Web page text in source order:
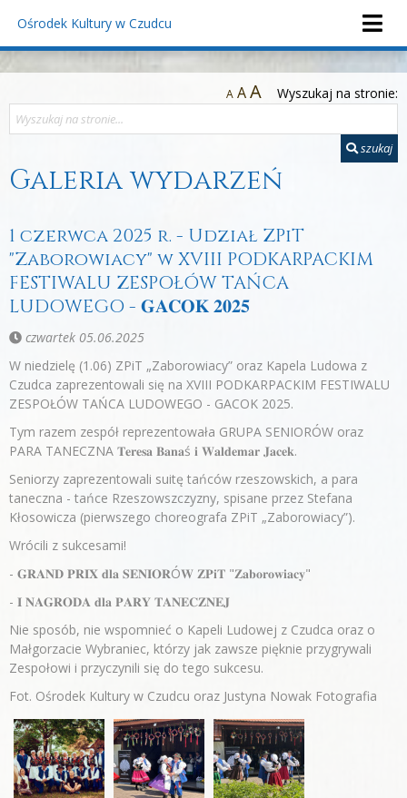
Ośrodek Kultury w Czudcu
A AA Wyszukaj na stronie:
szukaj
Galeria wydarzeń
1 czerwca 2025 r. - Udział ZPiT
"Zaborowiacy" w XVIII PODKARPACKIM
FESTIWALU ZESPOŁÓW TAŃCA
LUDOWEGO - 𝐆𝐀𝐂𝐎𝐊 𝟐𝟎𝟐𝟓
czwartek 05.06.2025
W niedzielę (1.06) ZPiT „Zaborowiacy” oraz Kapela Ludowa z
Czudca zaprezentowali się na XVIII PODKARPACKIM FESTIWALU
ZESPOŁÓW TAŃCA LUDOWEGO - GACOK 2025.
Tym razem zespół reprezentowała GRUPA SENIORÓW oraz
PARA TANECZNA 𝐓𝐞𝐫𝐞𝐬𝐚 𝐁𝐚𝐧𝐚ś 𝐢 𝐖𝐚𝐥𝐝𝐞𝐦𝐚𝐫 𝐉𝐚𝐜𝐞𝐤.
Seniorzy zaprezentowali suitę tańców rzeszowskich, a para
taneczna - tańce Rzeszowszczyzny, spisane przez Stefana
Kłosowicza (pierwszego choreografa ZPiT „Zaborowiacy”).
Wrócili z sukcesami!
- 𝐆𝐑𝐀𝐍𝐃 𝐏𝐑𝐈𝐗 𝐝𝐥𝐚 𝐒𝐄𝐍𝐈𝐎𝐑Ó𝐖 𝐙𝐏𝐢𝐓 "𝐙𝐚𝐛𝐨𝐫𝐨𝐰𝐢𝐚𝐜𝐲"
- 𝐈 𝐍𝐀𝐆𝐑𝐎𝐃𝐀 𝐝𝐥𝐚 𝐏𝐀𝐑𝐘 𝐓𝐀𝐍𝐄𝐂𝐙𝐍𝐄𝐉
Nie sposób, nie wspomnieć o Kapeli Ludowej z Czudca oraz o
Małgorzacie Wybraniec, którzy jak zawsze pięknie przygrywali
Zespołowi i przyczynili się do tego sukcesu.
Fot. Ośrodek Kultury w Czudcu oraz Justyna Nowak Fotografia